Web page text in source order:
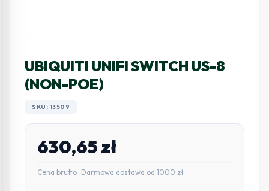
UBIQUITI UNIFI SWITCH US-8
(NON-POE)
SKU: 13509
630,65zł
Cena brutto · Darmowa dostawa od 1000 zł